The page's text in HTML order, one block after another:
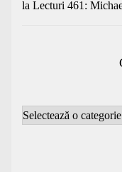
la Lecturi 461:
Categorii